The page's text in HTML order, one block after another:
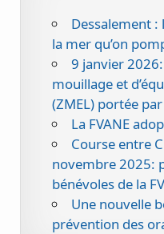
Dessalement :
la mer qu’on
9 janvier
mouillage et
(ZMEL) portée
La FVANE
Course entre
novembre 2025:
bénévoles de la
Une nouvelle
prévention des